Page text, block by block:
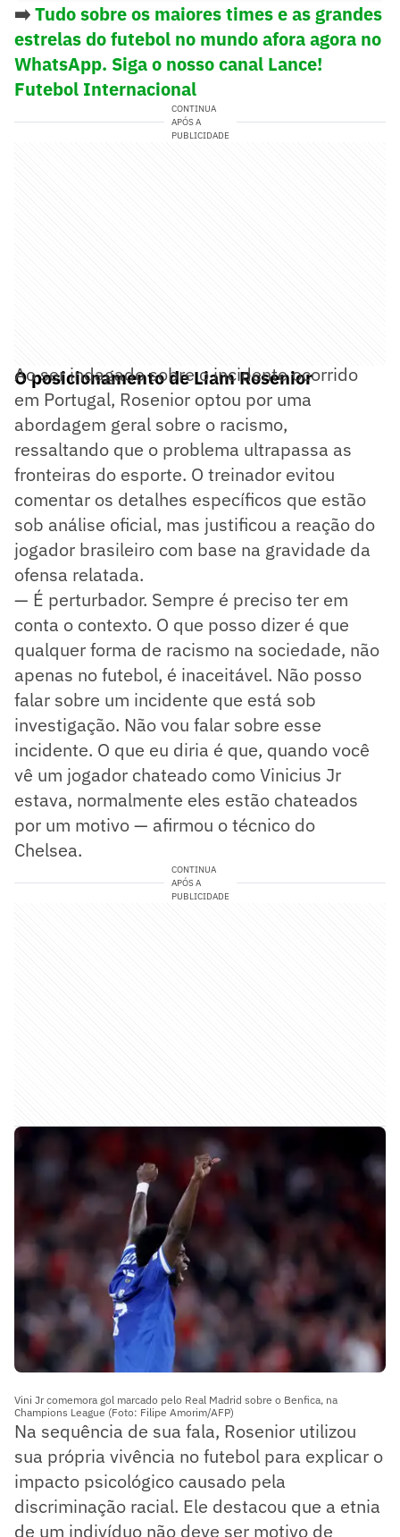
➡️Tudo sobre os maiores times e as grandes
estrelas do futebol no mundo afora agora no
WhatsApp. Siga o nosso canal Lance!
Futebol Internacional
CONTINUA
APÓS A
PUBLICIDADE
O posicionamento de Liam Rosenior
Ao ser indagado sobre o incidente ocorrido
em Portugal, Rosenior optou por uma
abordagem geral sobre o racismo,
ressaltando que o problema ultrapassa as
fronteiras do esporte. O treinador evitou
comentar os detalhes específicos que estão
sob análise oficial, mas justificou a reação do
jogador brasileiro com base na gravidade da
ofensa relatada.
— É perturbador. Sempre é preciso ter em
conta o contexto. O que posso dizer é que
qualquer forma de racismo na sociedade, não
apenas no futebol, é inaceitável. Não posso
falar sobre um incidente que está sob
investigação. Não vou falar sobre esse
incidente. O que eu diria é que, quando você
vê um jogador chateado como Vinicius Jr
estava, normalmente eles estão chateados
por um motivo — afirmou o técnico do
Chelsea.
CONTINUA
APÓS A
PUBLICIDADE
Vini Jr comemora gol marcado pelo Real Madrid sobre o Benfica, na
Champions League (Foto: Filipe Amorim/AFP)
Na sequência de sua fala, Rosenior utilizou
sua própria vivência no futebol para explicar o
impacto psicológico causado pela
discriminação racial. Ele destacou que a etnia
de um indivíduo não deve ser motivo de